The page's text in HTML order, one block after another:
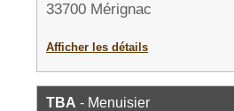
33700 Mérignac
Afficher les détails
TBA - Menuisier